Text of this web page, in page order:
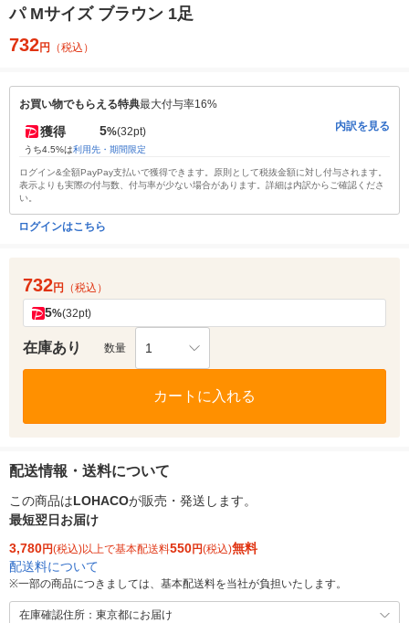
パ Mサイズ ブラウン 1足
732円 （税込）
お買い物でもらえる特典最大付与率16%
獲得 5%(32pt)
うち4.5%は利用先・期間限定
内訳を見る
ログイン&全額PayPay支払いで獲得できます。原則として税抜金額に対し付与されます。
表示よりも実際の付与数、付与率が少ない場合があります。詳細は内訳からご確認くださ
い。
ログインはこちら
732円 （税込）
5%(32pt)
在庫あり 数量 1
カートに入れる
配送情報・送料について
この商品はLOHACOが販売・発送します。
最短翌日お届け
3,780円(税込)以上で基本配送料550円(税込)無料
配送料について
※一部の商品につきましては、基本配送料を当社が負担いたします。
在庫確認住所：東京都にお届け